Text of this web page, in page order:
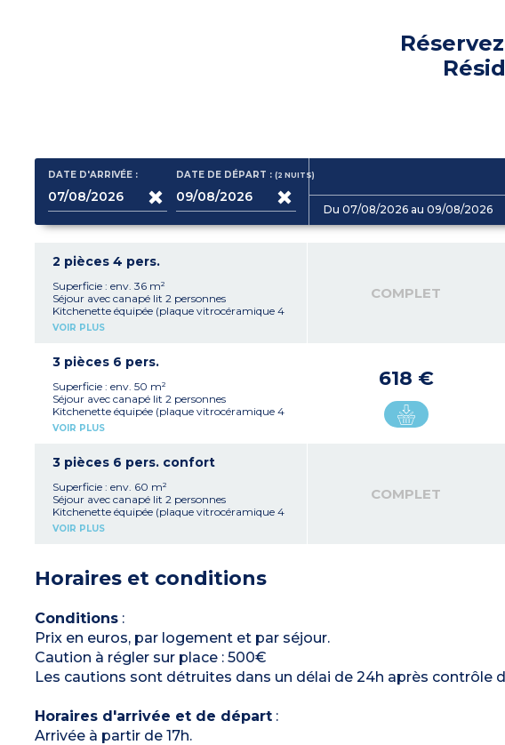
DATE D'ARRIVÉE : DATE DE DÉPART :(2NUITS)
Du 07/08/2026 au 09/08/2026
2 pièces 4 pers.
Superficie : env. 36 m²
Séjour avec canapé lit 2 personnes
Kitchenette équipée (plaque vitrocéramique 4
feux, micro-ondes/gril, réfrigérateur, lave-
1 chambre avec 1 grand lit
Salle de bain avec WC
Balcon ou terrasse
VOIR PLUS
COMPLET
3 pièces 6 pers.
Superficie : env. 50 m²
Séjour avec canapé lit 2 personnes
Kitchenette équipée (plaque vitrocéramique 4
feux, micro-ondes/gril, réfrigérateur, lave-
1 chambre avec 1 grand lit
1 chambre avec 2 lits simples
1 ou 2 salles de bain avec WC (2 appartements
avec 1 seule salle de bain)
Balcon ou terrasse
VOIR PLUS
618 €
3 pièces 6 pers. confort
Superficie : env. 60 m²
Séjour avec canapé lit 2 personnes
Kitchenette équipée (plaque vitrocéramique 4
feux, micro-ondes/gril, réfrigérateur,
Chambre avec 1 grand lit
Chambre avec 2 lits simples
avec baignoire)
Balcon ou terrasse
VOIR PLUS
COMPLET
Horaires et conditions
Conditions:
Prix en euros, par logement et par séjour.
Caution à régler sur place : 500€
Les cautions sont détruites dans un délai de 24h après contrôle
Horaires d'arrivée et de départ:
Arrivée à partir de 17h.